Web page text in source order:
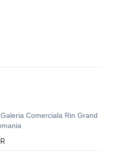
Comerciala Rin Grand